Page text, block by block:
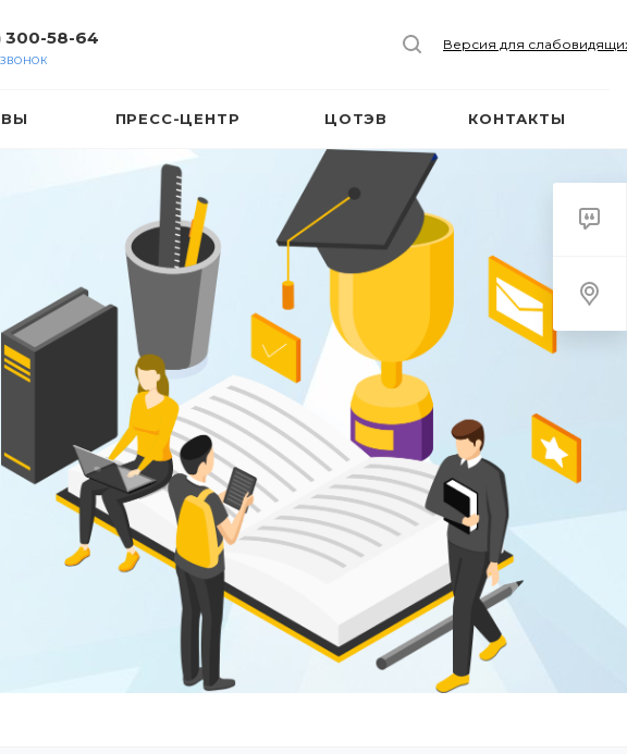
300-58-64 Версия для
ПРЕСС-ЦЕНТР ЦОТЭВ КОНТАКТЫ